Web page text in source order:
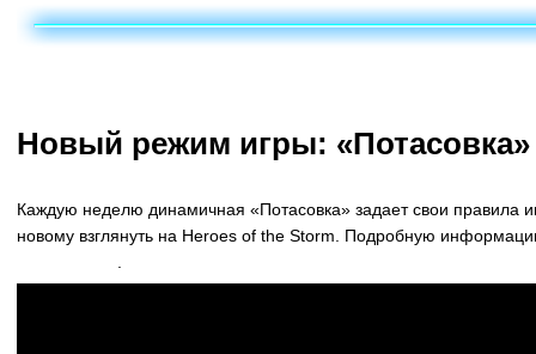
Новый режим игры: «Потасовка»
Каждую неделю динамичная «Потасовка» задает свои правила
новому взглянуть на Heroes of the Storm. Подробную
.